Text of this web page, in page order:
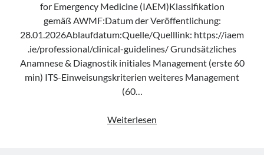
for Emergency Medicine (IAEM)Klassifikation
gemäß AWMF:Datum der Veröffentlichung:
28.01.2026Ablaufdatum:Quelle/Quelllink: https://iaem
.ie/professional/clinical-guidelines/ Grundsätzliches
Anamnese & Diagnostik initiales Management (erste 60
min) ITS-Einweisungskriterien weiteres Management
(60…
Weiterlesen